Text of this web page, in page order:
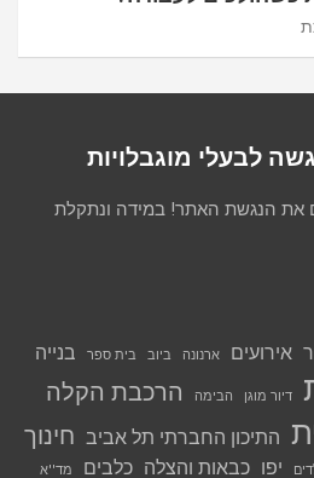
לבעלי מוגבלויות
את הנגשת האתר! במידה ונתקלת
אירועים ארנונה ביוב בית ספר בנייה
דיור מוגן הבימה הרכבת הקלה
התיכון החברתי תל אביב חינוך
יפו כבאות והצלה כלבים מד''א